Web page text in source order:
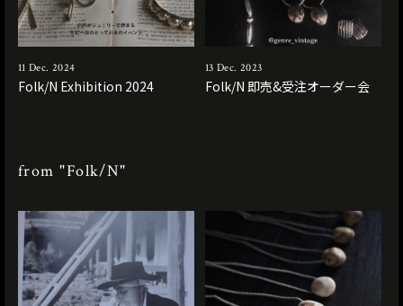
11 Dec. 2024
Folk/N Exhibition 2024
13 Dec. 2023
Folk/N 即売&受注オーダー会
from "Folk/N"